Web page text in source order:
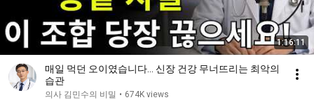
1:16:11
매일 먹던 오이였습니다… 신장 건강 무너뜨리는 최악의
습관
의사 김민수의 비밀 • 674K views